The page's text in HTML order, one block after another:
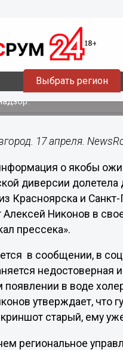
Выбрать регион
рассказали о
фейке
палочку
информацию опроверг
17 апреля.
о якобы
диверсии
Красноярска и Санкт-
Алексей Никонов в
прессека».
в сообщении, в
недостоверная
в воде
утверждает, что
старый, ему
региональное